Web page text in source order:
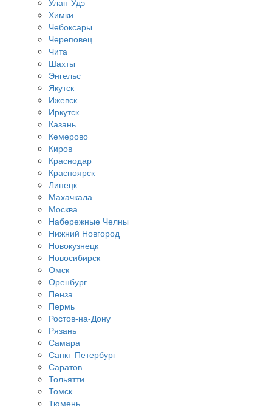
Улан-Удэ
Химки
Чебоксары
Череповец
Чита
Шахты
Энгельс
Якутск
Ижевск
Иркутск
Казань
Кемерово
Киров
Краснодар
Красноярск
Липецк
Махачкала
Москва
Набережные Челны
Нижний Новгород
Новокузнецк
Новосибирск
Омск
Оренбург
Пенза
Пермь
Ростов-на-Дону
Рязань
Самара
Санкт-Петербург
Саратов
Тольятти
Томск
Тюмень